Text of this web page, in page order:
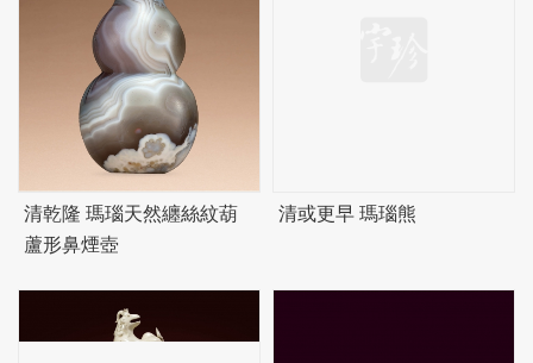
清乾隆 瑪瑙天然纏絲紋葫
蘆形鼻煙壺
清或更早 瑪瑙熊